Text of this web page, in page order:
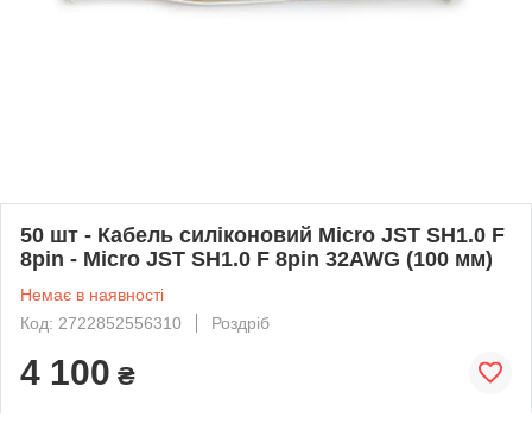
50 шт - Кабель силіконовий Micro JST SH1.0 F
8pin - Micro JST SH1.0 F 8pin 32AWG (100 мм)
Немає в наявності
Код: 2722852556310
Роздріб
4 100 ₴